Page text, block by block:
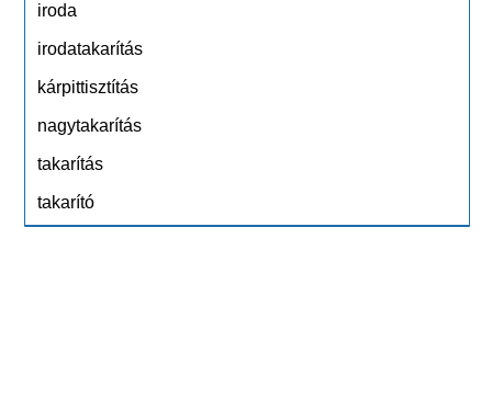
iroda
irodatakarítás
kárpittisztítás
nagytakarítás
takarítás
takarító